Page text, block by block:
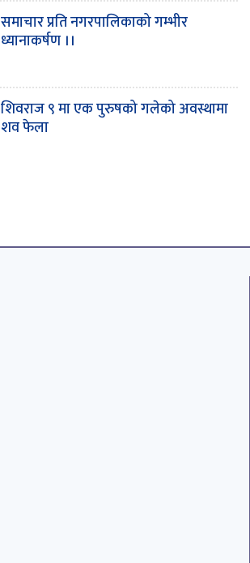
समाचार प्रति नगरपालिकाको गम्भीर
ध्यानाकर्षण ।।
शिवराज ९ मा एक पुरुषको गलेको अवस्थामा
शव फेला